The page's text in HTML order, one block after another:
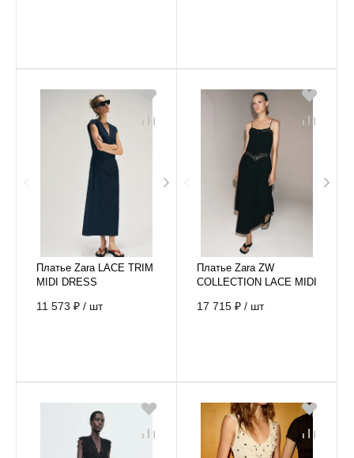
Платье Zara LACE TRIM
MIDI DRESS
11 573 ₽ / шт
Платье Zara ZW
COLLECTION LACE MIDI
17 715 ₽ / шт